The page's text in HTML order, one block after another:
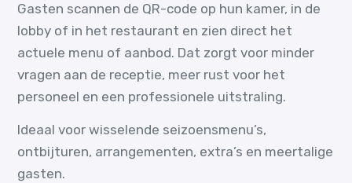
Gasten scannen de QR-code op hun kamer, in de
lobby of in het restaurant en zien direct het
actuele menu of aanbod. Dat zorgt voor minder
vragen aan de receptie, meer rust voor het
personeel en een professionele uitstraling.
Ideaal voor wisselende seizoensmenu’s,
ontbijturen, arrangementen, extra’s en meertalige
gasten.